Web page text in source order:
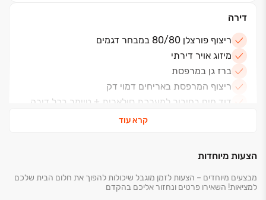
דירה
ריצוף פורצלן 80/80 במבחר דגמים
מיזוג אויר דירתי
ברז גן במרפסת
ריצוף המרפסת באריחים דמוי דק
דוד מים בחיבור למערכת סולארית + טיימר בכל דירה
חניון תת קרקעי משותף לכל מגרש
פיתוח המגרש ע"י אדריכל נוף בשילוב גינות קונספט
קרא עוד
הצעות מיוחדות
מבצעים מיוחדים – הצעות לזמן מוגבל שיכולות להפוך את חלום הבית שלכם
למציאות! השאירו פרטים ונחזור אליכם בהקדם